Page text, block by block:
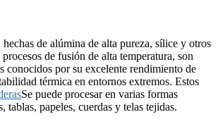
de alúmina de alta pureza, sílice y otros
de fusión de alta temperatura, son
conocidos por su excelente rendimiento de
térmica en entornos extremos. Estos
Se puede procesar en varias formas
tablas, papeles, cuerdas y telas tejidas.